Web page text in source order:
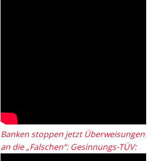
Banken stoppen jetzt Überweisungen
an die „Falschen“: Gesinnungs-TÜV: